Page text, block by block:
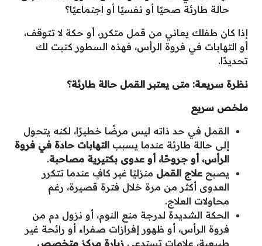
حالة طارئة صحيًا أو نفسيًا أو اجتماعيًا؟
إذا كان طفلك يعاني من قمل متكرر، أو حكة لا تتوقف،
أو التهابات في فروة الرأس، فهذه السطور كتبت لك
تحديدًا.
نظرة سريعة: متى يعتبر القمل حالة طارئة؟
ملخص سريع
القمل في حد ذاته ليس مرضًا خطيرًا، لكنه يتحول
إلى حالة طارئة عندما يسبب التهابات حادة في فروة
الرأس، أو جروحًا، أو عدوى بكتيرية مصاحبة.
يصبح علاج القمل منزليًا غير كافٍ عندما تتكرر
العدوى أكثر من مرة خلال فترة قصيرة، رغم
محاولات العلاج.
الحكة الشديدة لدرجة منع النوم، أو نزول دم من
فروة الرأس، أو ظهور إفرازات صفراء أو رائحة غير
طبيعية، علامات تستدعي زيارة مركز متخصص